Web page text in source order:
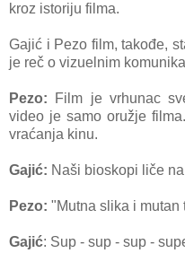
kroz istoriju filma.
Gajić i Pezo film, takođe,
je reč o vizuelnim
Pezo: Film je vrhunac
video je samo oružje
vraćanja kinu.
Gajić: Naši bioskopi liče
Pezo: "Mutna slika i
Gajić: Sup - sup - sup -